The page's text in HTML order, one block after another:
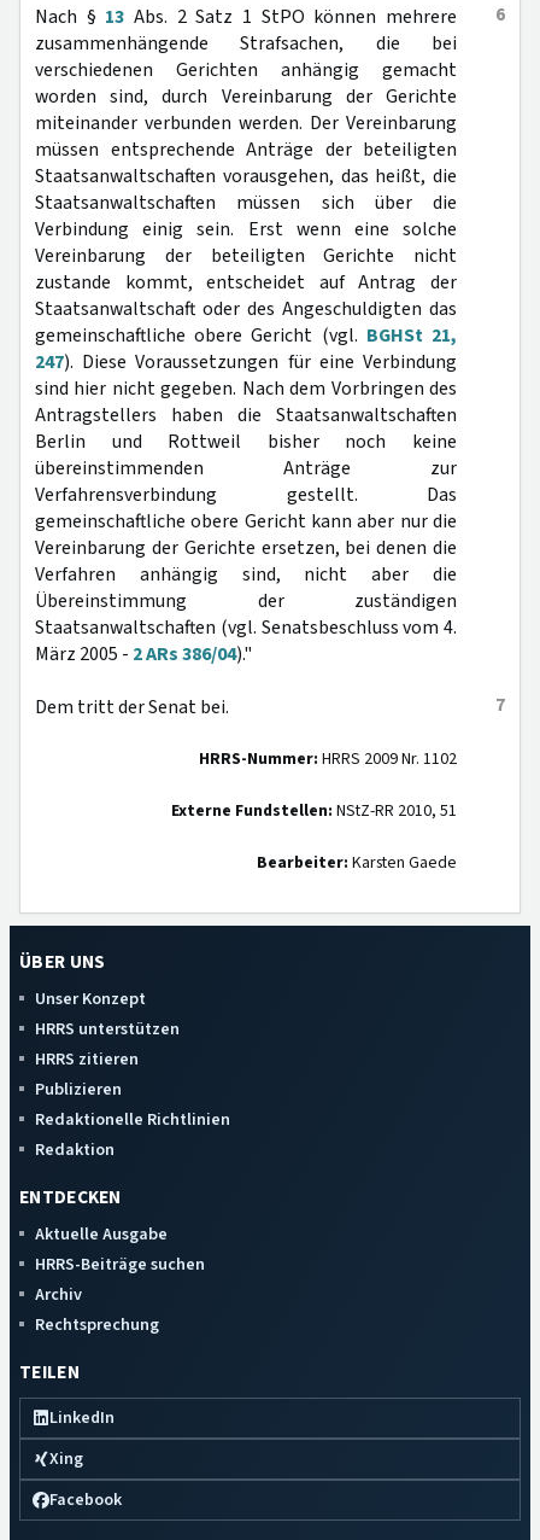
6
Nach § 13 Abs. 2 Satz 1 StPO können mehrere
zusammenhängende Strafsachen, die bei
verschiedenen Gerichten anhängig gemacht
worden sind, durch Vereinbarung der Gerichte
miteinander verbunden werden. Der Vereinbarung
müssen entsprechende Anträge der beteiligten
Staatsanwaltschaften vorausgehen, das heißt, die
Staatsanwaltschaften müssen sich über die
Verbindung einig sein. Erst wenn eine solche
Vereinbarung der beteiligten Gerichte nicht
zustande kommt, entscheidet auf Antrag der
Staatsanwaltschaft oder des Angeschuldigten das
gemeinschaftliche obere Gericht (vgl. BGHSt 21,
247). Diese Voraussetzungen für eine Verbindung
sind hier nicht gegeben. Nach dem Vorbringen des
Antragstellers haben die Staatsanwaltschaften
Berlin und Rottweil bisher noch keine
übereinstimmenden Anträge zur
Verfahrensverbindung gestellt. Das
gemeinschaftliche obere Gericht kann aber nur die
Vereinbarung der Gerichte ersetzen, bei denen die
Verfahren anhängig sind, nicht aber die
Übereinstimmung der zuständigen
Staatsanwaltschaften (vgl. Senatsbeschluss vom 4.
März 2005 - 2 ARs 386/04)."
7
Dem tritt der Senat bei.
HRRS-Nummer: HRRS 2009 Nr. 1102
Externe Fundstellen: NStZ-RR 2010, 51
Bearbeiter: Karsten Gaede
ÜBER UNS
Unser Konzept
HRRS unterstützen
HRRS zitieren
Publizieren
Redaktionelle Richtlinien
Redaktion
ENTDECKEN
Aktuelle Ausgabe
HRRS-Beiträge suchen
Archiv
Rechtsprechung
TEILEN
LinkedIn
Xing
Facebook